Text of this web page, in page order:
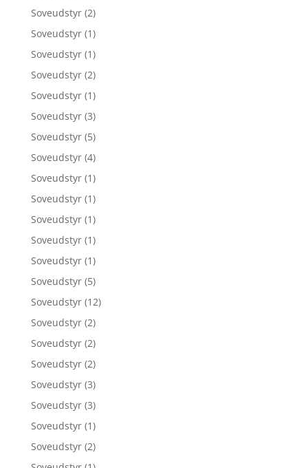
Soveudstyr (2)
Soveudstyr (1)
Soveudstyr (1)
Soveudstyr (2)
Soveudstyr (1)
Soveudstyr (3)
Soveudstyr (5)
Soveudstyr (4)
Soveudstyr (1)
Soveudstyr (1)
Soveudstyr (1)
Soveudstyr (1)
Soveudstyr (1)
Soveudstyr (5)
Soveudstyr (12)
Soveudstyr (2)
Soveudstyr (2)
Soveudstyr (2)
Soveudstyr (3)
Soveudstyr (3)
Soveudstyr (1)
Soveudstyr (2)